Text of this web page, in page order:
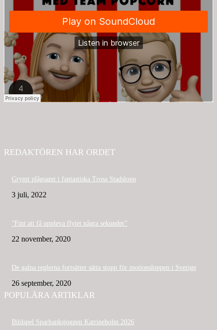
REDAKTÖREN HAR ORDET
Grymt plågsamt i fantastiska Trosa Stadslopp
3 juli, 2022
”Fint att få uppleva flytet några sekunder”
22 november, 2020
De galna reglerna fortsätter sätta stopp för motionsloppen i Sverige
26 september, 2020
POPULÄRA ARTIKLAR
Bildspel Sparbanksjoggen Katrineholm 2026